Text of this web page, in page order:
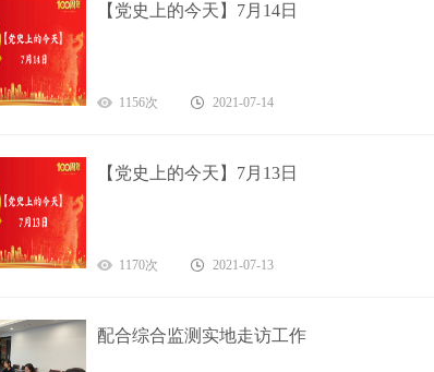
【党史上的今天】7月14日
1156次 2021-07-14
【党史上的今天】7月13日
1170次 2021-07-13
配合综合监测实地走访工作